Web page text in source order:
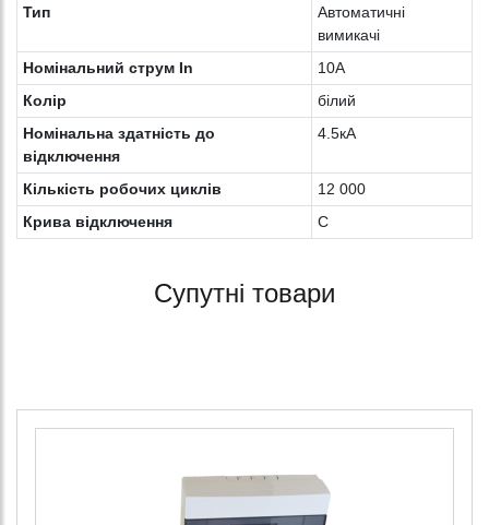
Тип
Автоматичні
вимикачі
Номінальний струм In
10A
Колiр
білий
Номінальна здатність до
відключення
4.5кА
Кількість робочих циклів
12 000
Крива відключення
C
Супутні товари